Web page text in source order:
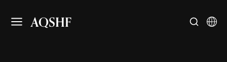
AQSHF